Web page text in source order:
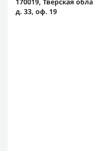
д. 33, оф. 19